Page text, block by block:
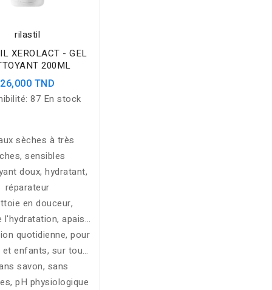
rilastil
XEROLACT - GEL
200ML
26,000 TND
87 En stock
sèches à très
sensibles
doux, hydratant,
réparateur
en douceur,
l'hydratation, apaise
irritations
quotidienne, pour
et enfants, sur tout
le corps
savon, sans
pH physiologique